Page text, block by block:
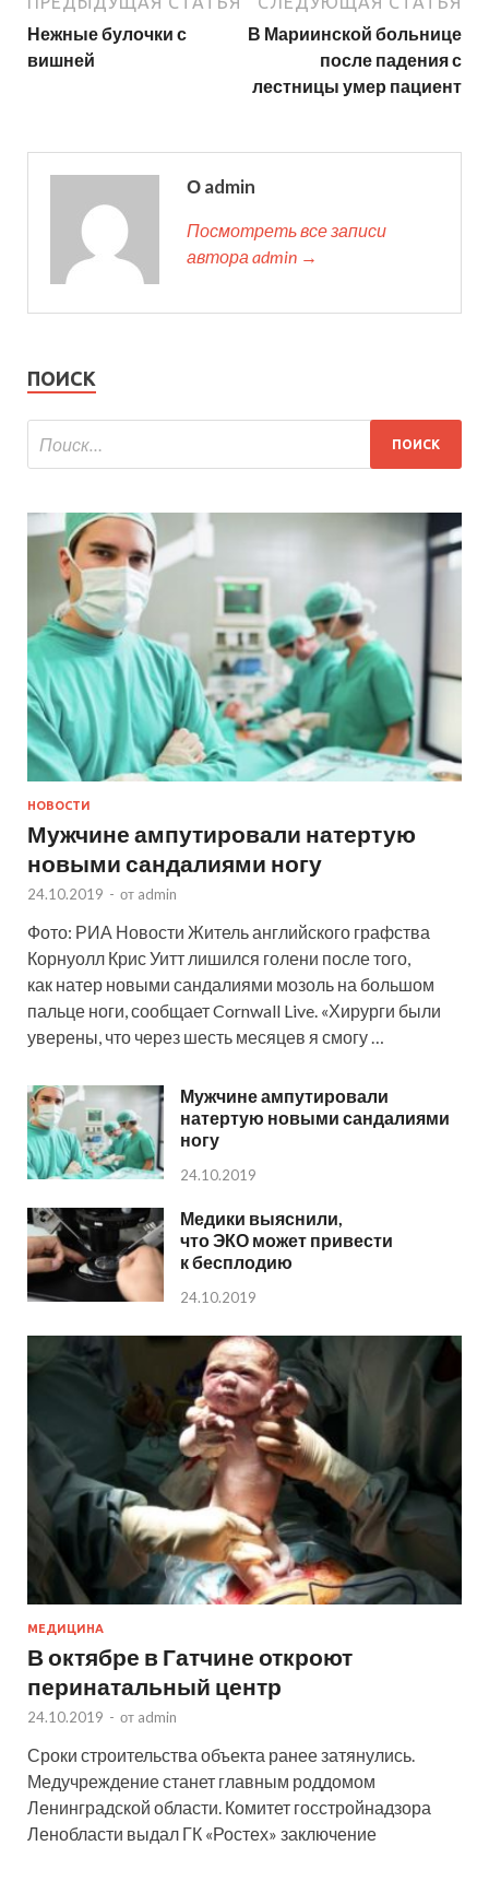
Нежные булочки с
вишней
В Мариинской больнице
после падения с
лестницы умер пациент
О admin
Посмотреть все записи
автора admin →
ПОИСК
НОВОСТИ
Мужчине ампутировали натертую
новыми сандалиями ногу
24.10.2019 - от admin
Фото: РИА Новости Житель английского графства
Корнуолл Крис Уитт лишился голени после того,
как натер новыми сандалиями мозоль на большом
пальце ноги, сообщает Cornwall Live. «Хирурги были
уверены, что через шесть месяцев я смогу …
Мужчине ампутировали
натертую новыми сандалиями
ногу
24.10.2019
Медики выяснили,
что ЭКО может привести
к бесплодию
24.10.2019
МЕДИЦИНА
В октябре в Гатчине откроют
перинатальный центр
24.10.2019 - от admin
Сроки строительства объекта ранее затянулись.
Медучреждение станет главным роддомом
Ленинградской области. Комитет госстройнадзора
Ленобласти выдал ГК «Ростех» заключение